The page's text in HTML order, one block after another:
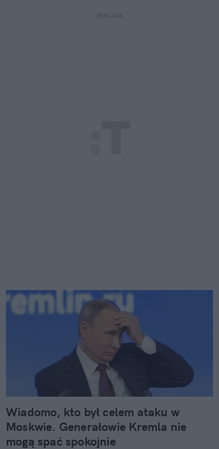
REKLAMA
Wiadomo, kto był celem ataku w
Moskwie. Generałowie Kremla nie
mogą spać spokojnie